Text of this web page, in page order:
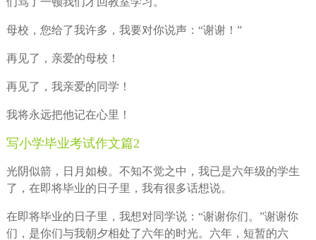
母校，您给了我许多，我要对你说声：“谢谢！”
再见了，亲爱的母校！
再见了，我亲爱的同学！
我将永远把他记在心里！
写小学毕业考试作文篇2
光阴似箭，日月如梭。不知不觉之中，我已是六年级的学生
了，在即将毕业的日子里，我有很多话想说。
在即将毕业的日子里，我想对同学说：“谢谢你们。”谢谢你
们，是你们与我朝夕相处了六年的时光。六年，短暂的六